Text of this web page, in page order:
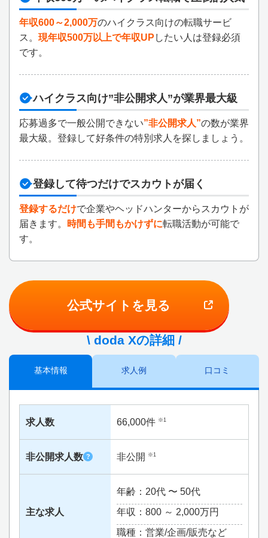
年収600～2,000万のハイクラス向けの転職サービ
ス。 現年収500万以上で年収UP したい人は登録必須
です。
ハイクラス向け”非公開求人”が業界最大級
応募過多で一般公開できない”非公開求人”の数が業界
最大級。登録して好条件の特別求人を探しましょう。
登録して待つだけでスカウトが届く
登録するだけで企業やヘッドハンターからスカウトが
届きます。 時間も手間もかけずに転職活動が可能で
す。
公式サイトを見る
\ doda Xの詳細 /
基本情報 求人例 口コミ
求人数 66,000件 ※1
非公開求人数 ? 非公開 ※1
主な求人
年齢：20代 〜 50代
年収：800 ～ 2,000万円
職種：営業/企画/販売など